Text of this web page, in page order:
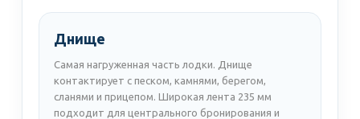
Днище
Самая нагруженная часть лодки. Днище
контактирует с песком, камнями, берегом,
сланями и прицепом. Широкая лента 235 мм
подходит для центрального бронирования и